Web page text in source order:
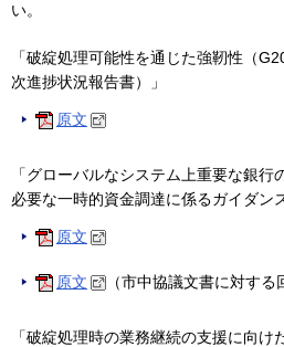
い。
「破綻処理可能性を通じた強靭性（
次進捗状況報告書）」
原文
「グローバルなシステム上重要な銀行
必要な一時的資金調達に係るガイダン
原文
原文 （市中協議文書に対する
「破綻処理時の業務継続の支援に向け